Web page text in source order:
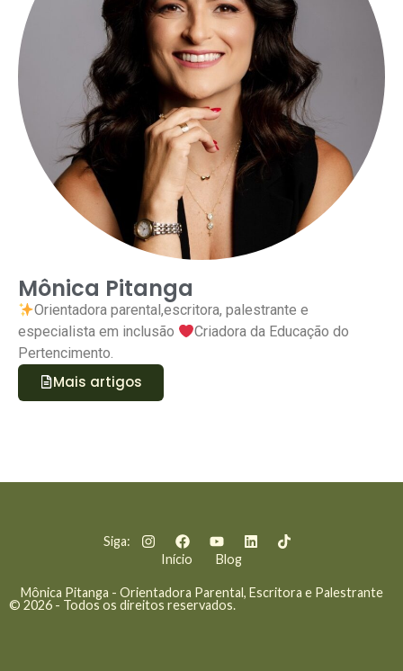
Mônica Pitanga
Orientadora parental,escritora, palestrante e
especialista em inclusão
Criadora da Educação do
Pertencimento.
Mais artigos
Mônica Pitanga - Orientadora Parental, Escritora e Palestrante
© 2026 - Todos os direitos reservados.
Siga:
Início
Blog